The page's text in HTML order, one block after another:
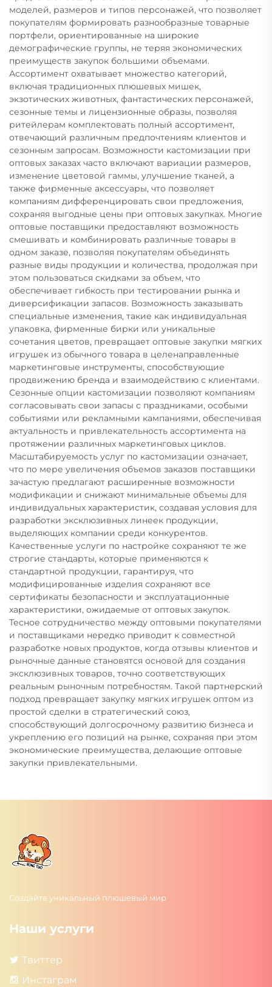
моделей, размеров и типов персонажей, что позволяет
покупателям формировать разнообразные товарные
портфели, ориентированные на широкие
демографические группы, не теряя экономических
преимуществ закупок большими объемами.
Ассортимент охватывает множество категорий,
включая традиционных плюшевых мишек,
экзотических животных, фантастических персонажей,
сезонные темы и лицензионные образы, позволяя
ритейлерам комплектовать полный ассортимент,
отвечающий различным предпочтениям клиентов и
сезонным запросам. Возможности кастомизации при
оптовых заказах часто включают вариации размеров,
изменение цветовой гаммы, улучшение тканей, а
также фирменные аксессуары, что позволяет
компаниям дифференцировать свои предложения,
сохраняя выгодные цены при оптовых закупках. Многие
оптовые поставщики предоставляют возможность
смешивать и комбинировать различные товары в
одном заказе, позволяя покупателям объединять
разные виды продукции и количества, продолжая при
этом пользоваться скидками за объем, что
обеспечивает гибкость при тестировании рынка и
диверсификации запасов. Возможность заказывать
специальные изменения, такие как индивидуальная
упаковка, фирменные бирки или уникальные
сочетания цветов, превращает оптовые закупки мягких
игрушек из обычного товара в целенаправленные
маркетинговые инструменты, способствующие
продвижению бренда и взаимодействию с клиентами.
Сезонные опции кастомизации позволяют компаниям
согласовывать свои запасы с праздниками, особыми
событиями или рекламными кампаниями, обеспечивая
актуальность и привлекательность ассортимента на
протяжении различных маркетинговых циклов.
Масштабируемость услуг по кастомизации означает,
что по мере увеличения объемов заказов поставщики
зачастую предлагают расширенные возможности
модификации и снижают минимальные объемы для
индивидуальных характеристик, создавая условия для
разработки эксклюзивных линеек продукции,
выделяющих компании среди конкурентов.
Качественные услуги по настройке сохраняют те же
строгие стандарты, которые применяются к
стандартной продукции, гарантируя, что
модифицированные изделия сохраняют все
сертификаты безопасности и эксплуатационные
характеристики, ожидаемые от оптовых закупок.
Тесное сотрудничество между оптовыми покупателями
и поставщиками нередко приводит к совместной
разработке новых продуктов, когда отзывы клиентов и
рыночные данные становятся основой для создания
эксклюзивных товаров, точно соответствующих
реальным рыночным потребностям. Такой партнерский
подход превращает закупку мягких игрушек оптом из
простой сделки в стратегический союз,
способствующий долгосрочному развитию бизнеса и
укреплению его позиций на рынке, сохраняя при этом
экономические преимущества, делающие оптовые
закупки привлекательными.
Создайте уникальный плюшевый мир
Наши услуги
Твиттер
Инстаграм